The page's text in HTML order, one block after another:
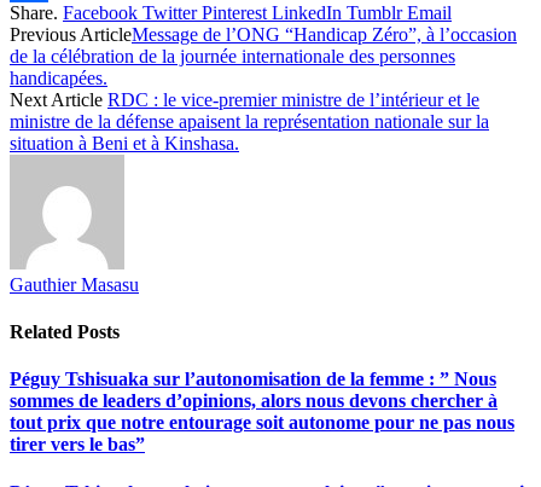
Share
Share. Facebook Twitter Pinterest LinkedIn Tumblr Email
Previous ArticleMessage de l’ONG “Handicap Zéro”, à l’occasion
de la célébration de la journée internationale des personnes
handicapées.
Next Article RDC : le vice-premier ministre de l’intérieur et le
ministre de la défense apaisent la représentation nationale sur la
situation à Beni et à Kinshasa.
Gauthier Masasu
Related Posts
Péguy Tshisuaka sur l’autonomisation de la femme : ” Nous
sommes de leaders d’opinions, alors nous devons chercher à
tout prix que notre entourage soit autonome pour ne pas nous
tirer vers le bas”